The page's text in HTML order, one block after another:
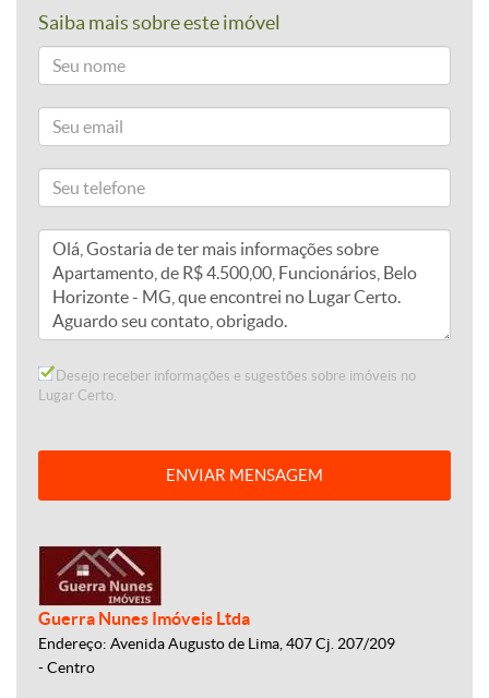
Saiba mais sobre este imóvel
Desejo receber informações e sugestões sobre imóveis no
Lugar Certo.
ENVIAR MENSAGEM
Guerra Nunes Imóveis Ltda
Endereço: Avenida Augusto de Lima, 407 Cj. 207/209
- Centro